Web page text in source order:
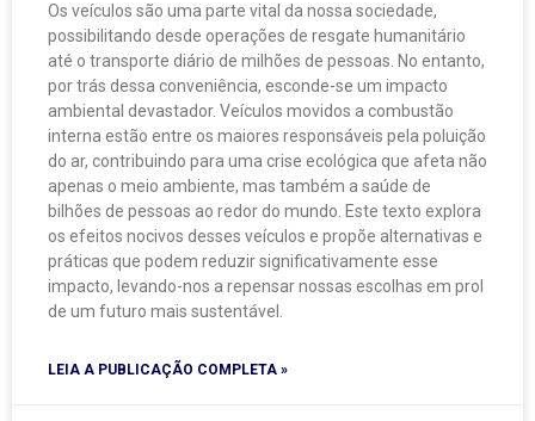
Os veículos são uma parte vital da nossa sociedade,
possibilitando desde operações de resgate humanitário
até o transporte diário de milhões de pessoas. No entanto,
por trás dessa conveniência, esconde-se um impacto
ambiental devastador. Veículos movidos a combustão
interna estão entre os maiores responsáveis pela poluição
do ar, contribuindo para uma crise ecológica que afeta não
apenas o meio ambiente, mas também a saúde de
bilhões de pessoas ao redor do mundo. Este texto explora
os efeitos nocivos desses veículos e propõe alternativas e
práticas que podem reduzir significativamente esse
impacto, levando-nos a repensar nossas escolhas em prol
de um futuro mais sustentável.
LEIA A PUBLICAÇÃO COMPLETA »